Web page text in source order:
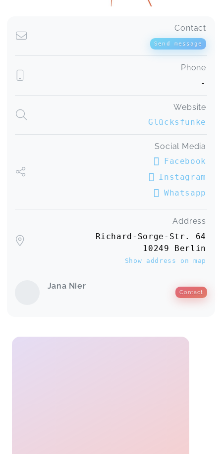
Contact
Send message
Phone
-
Website
Glücksfunke
Social Media
Facebook
Instagram
Whatsapp
Address
Richard-Sorge-Str. 64
10249 Berlin
Show address on map
Jana Nier
Contact